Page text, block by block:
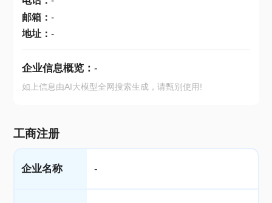
邮箱： -
地址： -
企业信息概览： -
如上信息由AI大模型全网搜索生成，请甄别使用!
工商注册
企业名称 -